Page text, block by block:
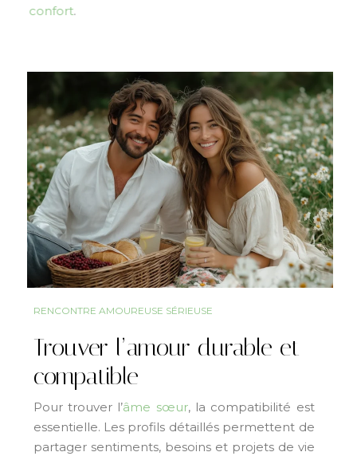
confort.
RENCONTRE AMOUREUSE SÉRIEUSE
Trouver l’amour durable et
compatible
Pour trouver l’âme sœur, la compatibilité est
essentielle. Les profils détaillés permettent de
partager sentiments, besoins et projets de vie